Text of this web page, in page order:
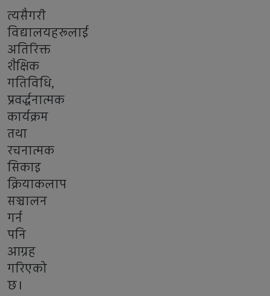
त्यसैगरी
विद्यालयहरूलाई
अतिरिक्त
शैक्षिक
गतिविधि,
प्रवर्द्धनात्मक
कार्यक्रम
तथा
रचनात्मक
सिकाइ
क्रियाकलाप
सञ्चालन
गर्न
पनि
आग्रह
गरिएको
छ।